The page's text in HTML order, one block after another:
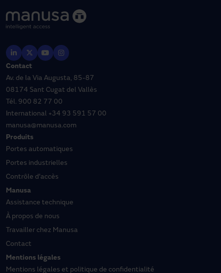
Contact
Av. de la Via Augusta, 85-87
08174 Sant Cugat del Vallès
Tél. 900 82 77 00
International +34 93 591 57 00
manusa@manusa.com
Produits
Portes automatiques
Portes industrielles
Contrôle d'accès
Manusa
Assistance technique
À propos de nous
Travailler chez Manusa
Contact
Mentions légales
Mentions légales et politique de confidentialité